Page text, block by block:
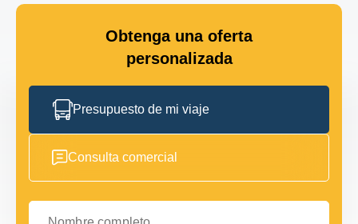
Obtenga una oferta
personalizada
Presupuesto de mi viaje
Consulta comercial
Nombre completo